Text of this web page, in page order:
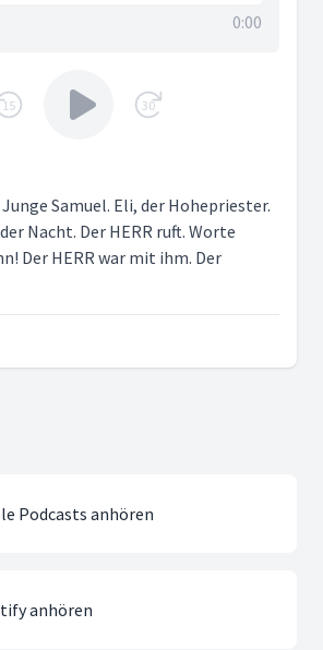
0:00
15 30
Junge Samuel. Eli, der Hohepriester.
Nacht. Der HERR ruft. Worte
Der HERR war mit ihm. Der
Podcasts anhören
anhören